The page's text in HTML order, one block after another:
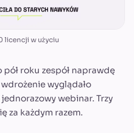
licencji w użyciu
roku zespół naprawdę
wyglądało
webinar. Trzy
za każdym razem.